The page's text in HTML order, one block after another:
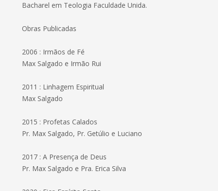
Bacharel em Teologia Faculdade Unida.
Obras Publicadas
2006 : Irmãos de Fé
Max Salgado e Irmão Rui
2011 : Linhagem Espiritual
Max Salgado
2015 : Profetas Calados
Pr. Max Salgado, Pr. Getúlio e Luciano
2017 : A Presença de Deus
Pr. Max Salgado e Pra. Erica Silva